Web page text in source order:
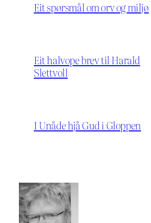
Eit spørsmål om orv og miljø
Eit halvope brev til Harald
Slettvoll
I Unåde hjå Gud i Gloppen